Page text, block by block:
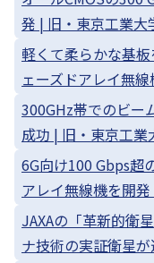
発 | 旧・東京工業大
軽くて柔らかな基
ェーズドアレイ無
300GHz帯でのビー
成功 | 旧・東京工業
6G向け100 Gbps超
アレイ無線機を開
JAXAの「革新的衛
ナ技術の実証衛星